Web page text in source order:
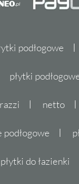
podłogowe
płytki
netto
płytki do łazienki